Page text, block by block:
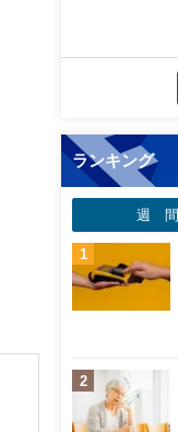
ランキング
週 間